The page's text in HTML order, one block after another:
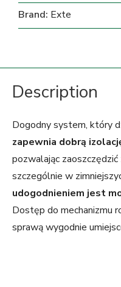
Brand: Exte
Description
Dogodny system, który
zapewnia dobrą
pozwalając
szczególnie w
udogodnieniem jest
Dostęp do mechanizmu
sprawą wygodnie